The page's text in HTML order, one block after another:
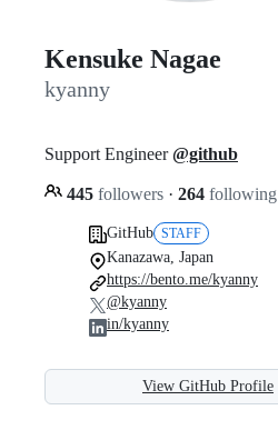
Kensuke Nagae
kyanny
Support Engineer@github
445 followers · 264 following
GitHub STAFF
Kanazawa, Japan
https://bento.me/kyanny
@kyanny
in/kyanny
View GitHub Profile